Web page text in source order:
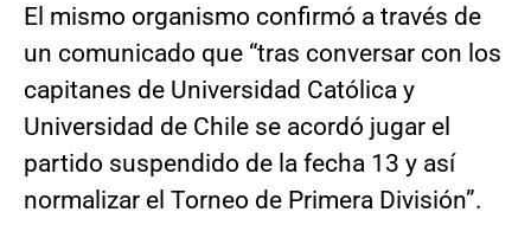
El mismo organismo confirmó a través de
un comunicado que “tras conversar con los
capitanes de Universidad Católica y
Universidad de Chile se acordó jugar el
partido suspendido de la fecha 13 y así
normalizar el Torneo de Primera División”.